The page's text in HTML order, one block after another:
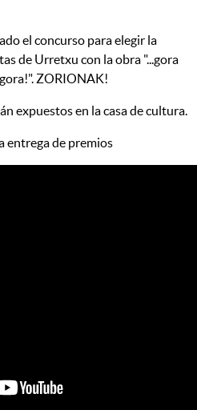
el concurso para elegir la
de Urretxu con la obra "...gora
ZORIONAK!
expuestos en la casa de cultura.
entrega de premios